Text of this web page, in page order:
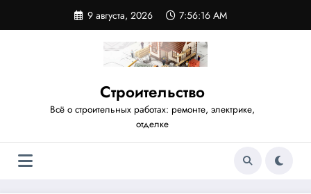
содержимому
9 августа, 2026 7:56:17 AM
Строительство
Всё о строительных работах: ремонте, электрике,
отделке